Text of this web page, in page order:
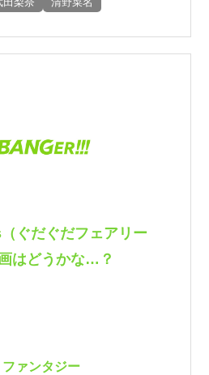
ぐだぐだフェアリー
はどうかな…？
ファンタジー